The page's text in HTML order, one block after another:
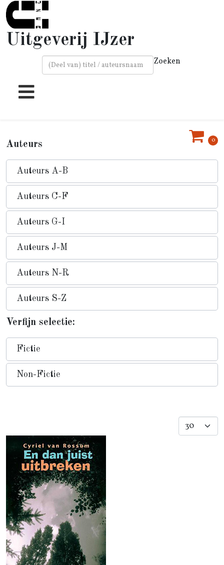
Uitgeverij IJzer
Zoeken
0
Auteurs
Auteurs A-B
Auteurs C-F
Auteurs G-I
Auteurs J-M
Auteurs N-R
Auteurs S-Z
Verfijn selectie:
Fictie
Non-Fictie
Toon #